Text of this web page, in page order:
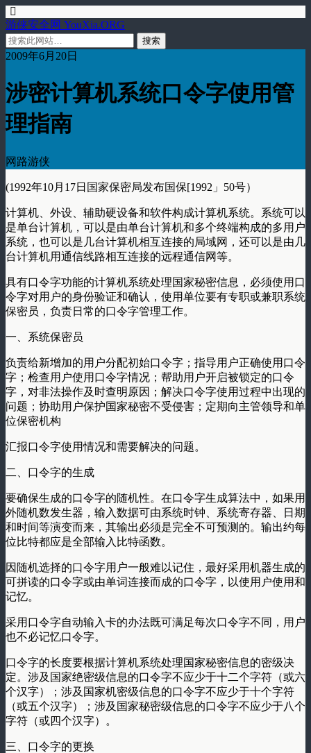
游侠安全网 YouXia.ORG
2009年6月20日
涉密计算机系统口令字使用管
理指南
网路游侠
(1992年10月17日国家保密局发布国保[1992」50号）
计算机、外设、辅助硬设备和软件构成计算机系统。系统可以
是单台计算机，可以是由单台计算机和多个终端构成的多用户
系统，也可以是几台计算机相互连接的局域网，还可以是由几
台计算机用通信线路相互连接的远程通信网等。
具有口令字功能的计算机系统处理国家秘密信息，必须使用口
令字对用户的身份验证和确认，使用单位要有专职或兼职系统
保密员，负责日常的口令字管理工作。
一、系统保密员
负责给新增加的用户分配初始口令字；指导用户正确使用口令
字；检查用户使用口令字情况；帮助用户开启被锁定的口令
字，对非法操作及时查明原因；解决口令字使用过程中出现的
问题；协助用户保护国家秘密不受侵害；定期向主管领导和单
位保密机构
汇报口令字使用情况和需要解决的问题。
二、口令字的生成
要确保生成的口令字的随机性。在口令字生成算法中，如果用
外随机数发生器，输入数据可由系统时钟、系统寄存器、日期
和时间等演变而来，其输出必须是完全不可预测的。输出约每
位比特都应是全部输入比特函数。
因随机选择的口令字用户一般难以记住，最好采用机器生成的
可拼读的口令字或由单词连接而成的口令字，以使用户使用和
记忆。
采用口令字自动输入卡的办法既可满足每次口令字不同，用户
也不必记忆口令字。
口令字的长度要根据计算机系统处理国家秘密信息的密级决
定。涉及国家绝密级信息的口令字不应少于十二个字符（或六
个汉字）；涉及国家机密级信息的口令字不应少于十个字符
（或五个汉字）；涉及国家秘密级信息的口令字不应少于八个
字符（或四个汉字）。
三、口令字的更换